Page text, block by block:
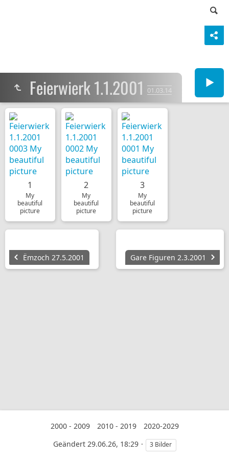
Feierwierk 1.1.2001 01.03.14
1
My
beautiful
picture
2
My
beautiful
picture
3
My
beautiful
picture
Ëmzoch 27.5.2001 Gare Figuren 2.3.2001
2000 - 2009 2010 - 2019
2020-2029
Geändert29.06.26, 18:29 3 Bilder